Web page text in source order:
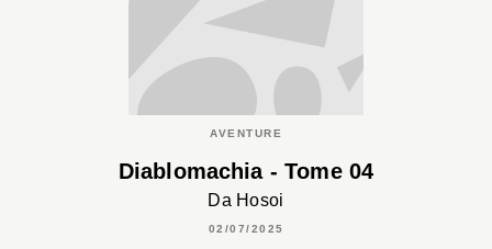
AVENTURE
Diablomachia - Tome 04
Da Hosoi
02/07/2025